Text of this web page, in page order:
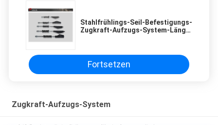
Stahlfrühlings-Seil-Befestigungs-
Zugkraft-Aufzugs-System-Länge
Fortsetzen
Zugkraft-Aufzugs-System